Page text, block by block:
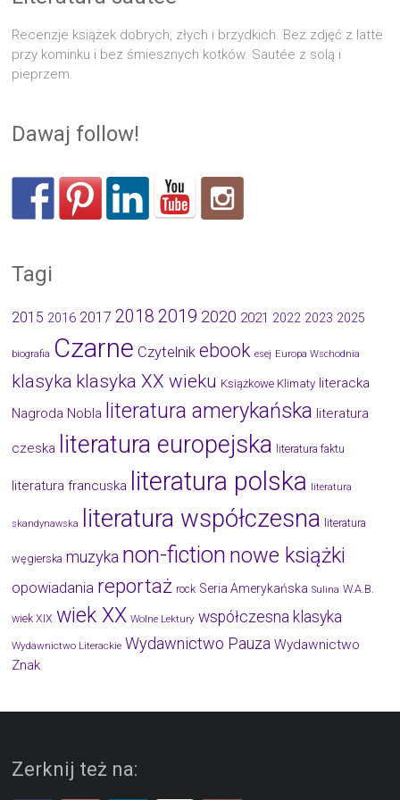
Recenzje książek dobrych, złych i brzydkich. Bez zdjęć z latte
przy kominku i bez śmiesznych kotków. Sautée z solą i
pieprzem.
Dawaj follow!
Tagi
2015 2016 2017 2018 2019 2020 2021 2022 2023 2025
biografia Czarne Czytelnik ebook esej Europa Wschodnia
klasyka klasyka XX wieku Książkowe Klimaty literacka
Nagroda Nobla
literatura amerykańska literatura
czeska literatura europejska literatura faktu
literatura francuska literatura polska literatura
skandynawska literatura współczesna literatura
węgierska muzyka non-fiction nowe książki
opowiadania reportaż rock Seria Amerykańska Sulina W.A.B.
wiek XIX wiek XX Wolne Lektury współczesna klasyka
Wydawnictwo Literackie Wydawnictwo Pauza Wydawnictwo
Znak
Zerknij też na: